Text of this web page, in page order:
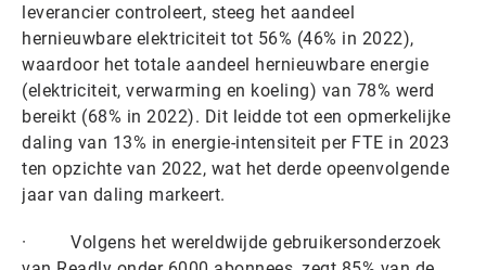
leverancier controleert, steeg het aandeel
hernieuwbare elektriciteit tot 56% (46% in 2022),
waardoor het totale aandeel hernieuwbare energie
(elektriciteit, verwarming en koeling) van 78% werd
bereikt (68% in 2022). Dit leidde tot een opmerkelijke
daling van 13% in energie-intensiteit per FTE in 2023
ten opzichte van 2022, wat het derde opeenvolgende
jaar van daling markeert.
· Volgens het wereldwijde gebruikersonderzoek